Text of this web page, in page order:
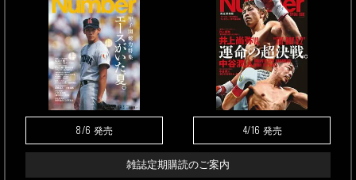
8/6 発売 4/16 発売
雑誌定期購読のご案内